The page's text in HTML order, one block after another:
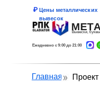
Цены металлических
вывесок
Ежедневно с 9:00 до 21:00
Вывески,
Главная Проект